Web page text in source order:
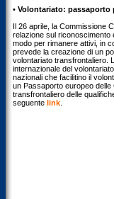
• Volontariato: passaporto
Il 26 aprile, la Commissione
relazione sul riconoscimento
modo per rimanere attivi, in
prevede la creazione di un
volontariato transfrontaliero.
internazionale del
nazionali che facilitino il
un Passaporto europeo
transfrontaliero delle
seguente link